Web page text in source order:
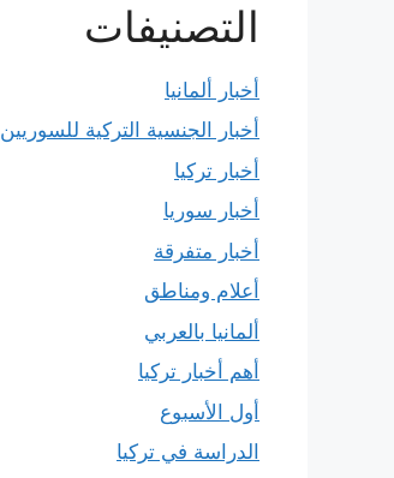
التصنيفات
أخبار ألمانيا
أخبار الجنسية التركية للسوريين
أخبار تركيا
أخبار سوريا
أخبار متفرقة
أعلام ومناطق
ألمانيا بالعربي
أهم أخبار تركيا
أول الأسبوع
الدراسة في تركيا